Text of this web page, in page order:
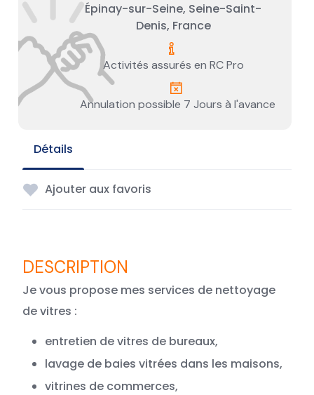
Épinay-sur-Seine, Seine-Saint-
Denis, France
Activités assurés en RC Pro
Annulation possible 7 Jours à l'avance
Détails
Ajouter aux favoris
Je vous propose mes services de nettoyage
de vitres :
entretien de vitres de bureaux,
lavage de baies vitrées dans les maisons,
vitrines de commerces,